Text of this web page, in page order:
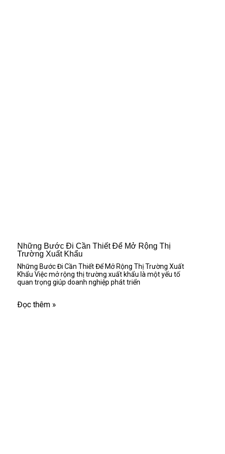
Những Bước Đi Cần Thiết Để Mở Rộng Thị
Trường Xuất Khẩu
Những Bước Đi Cần Thiết Để Mở Rộng Thị Trường Xuất
Khẩu Việc mở rộng thị trường xuất khẩu là một yếu tố
quan trọng giúp doanh nghiệp phát triển
Đọc thêm »